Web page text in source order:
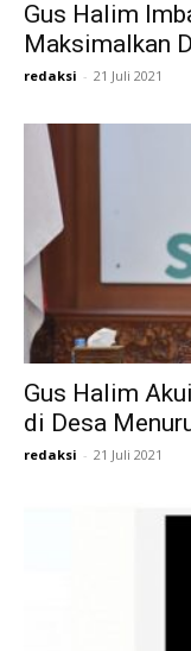
Gus Halim
Maksimalkan
redaksi - 21 Juli 2021
Gus Halim
di Desa
redaksi - 21 Juli 2021